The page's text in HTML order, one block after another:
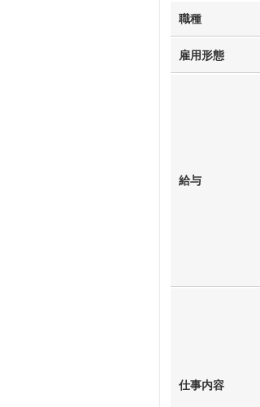
職種
雇用形態
給与
仕事内容